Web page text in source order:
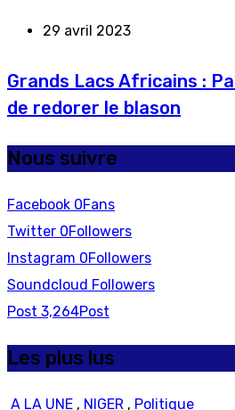
29 avril 2023
Grands Lacs Africains :
de redorer le blason
Nous suivre
Facebook 0Fans
Twitter 0Followers
Instagram 0Followers
Soundcloud Followers
Post 3,264Post
Les plus lus
A LA UNE , NIGER , Politique